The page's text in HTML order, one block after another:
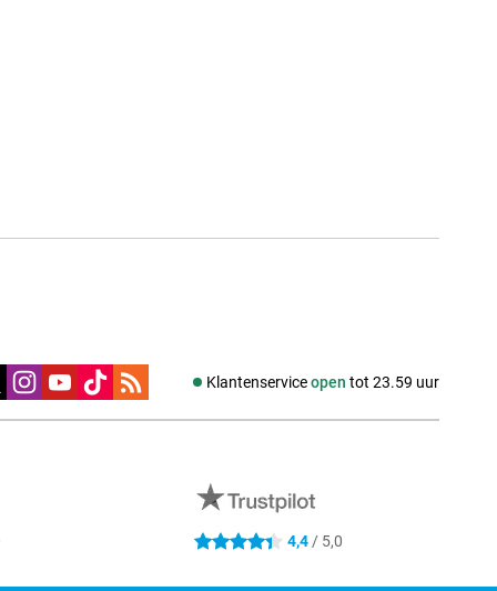
Klantenserviceopen tot 23.59 uur
4.4 sterren 4,4 / 5,0